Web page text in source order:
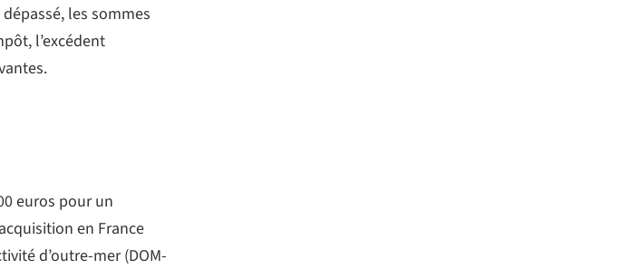
les sommes
l’excédent
euros pour un
en France
d’outre-mer (DOM-